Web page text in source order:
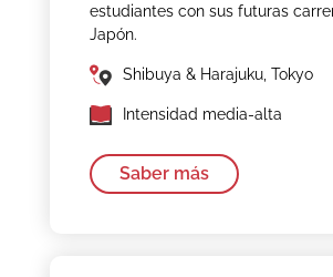
estudiantes con sus futuras
Japón.
Shibuya & Harajuku, Tokyo
Intensidad media-alta
Saber más